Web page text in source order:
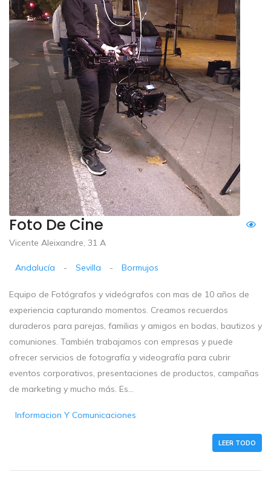
Foto De Cine
Vicente Aleixandre, 31 A
Andalucía - Sevilla - Bormujos
Equipo de Fotógrafos y videógrafos con mas de 10 años de
experiencia capturando momentos. Creamos recuerdos
duraderos para parejas, familias y amigos en bodas, bautizos y
comuniones. También trabajamos con empresas y puede
ofrecer servicios de fotografía y videografía para cubrir
eventos corporativos, presentaciones de productos, campañas
de marketing y mucho más. Es...
Informacion Y Comunicaciones
LEER TODO